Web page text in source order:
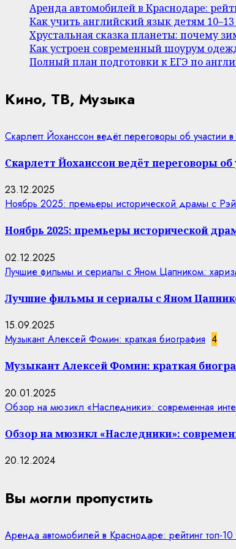
Аренда автомобилей в Краснодаре:
Как учить английский язык детям 10–13
Хрустальная сказка планеты: почему
Как устроен современный шоурум
Полный план подготовки к ЕГЭ по
Кино, ТВ, Музыка
Скарлетт Йоханссон ведёт переговоры об участии
Скарлетт Йоханссон ведёт переговоры об
23.12.2025
Ноябрь 2025: премьеры исторической драмы с
Ноябрь 2025: премьеры исторической
02.12.2025
Лучшие фильмы и сериалы с Яном Цапником:
Лучшие фильмы и сериалы с Яном
15.09.2025
Музыкант Алексей Фомин: краткая биография 4
Музыкант Алексей Фомин: краткая
20.01.2025
Обзор на мюзикл «Наследники»: современная
Обзор на мюзикл «Наследники»:
20.12.2024
Вы могли пропустить
Аренда автомобилей в Краснодаре: рейтинг топ-10